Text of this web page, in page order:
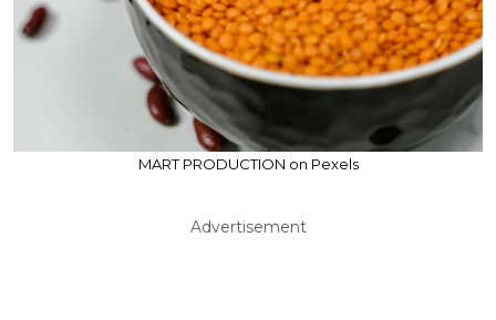
MART PRODUCTION on Pexels
Advertisement